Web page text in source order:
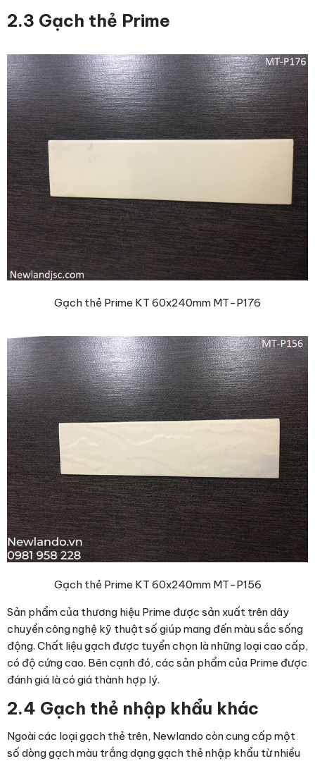
2.3 Gạch thẻ Prime
Gạch thẻ Prime KT 60x240mm MT-P176
Gạch thẻ Prime KT 60x240mm MT-P156
Sản phẩm của thương hiệu Prime được sản xuất trên dây
chuyền công nghệ kỹ thuật số giúp mang đến màu sắc sống
động. Chất liệu gạch được tuyển chọn là những loại cao cấp,
có độ cứng cao. Bên cạnh đó, các sản phẩm của Prime được
đánh giá là có giá thành hợp lý.
2.4 Gạch thẻ nhập khẩu khác
Ngoài các loại gạch thẻ trên, Newlando còn cung cấp một
số dòng gạch màu trắng dạng gạch thẻ nhập khẩu từ nhiều